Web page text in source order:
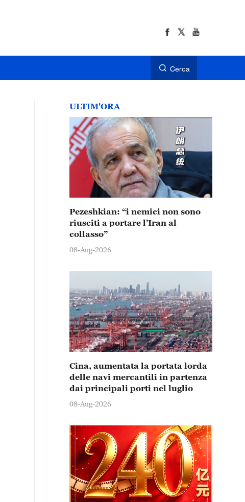
Cerca
ULTIM'ORA
Pezeshkian: “i nemici non sono
riusciti a portare l’Iran al
collasso”
08-Aug-2026
Cina, aumentata la portata lorda
delle navi mercantili in partenza
dai principali porti nel luglio
08-Aug-2026